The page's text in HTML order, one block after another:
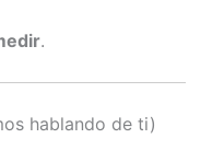
.
hablando de ti)